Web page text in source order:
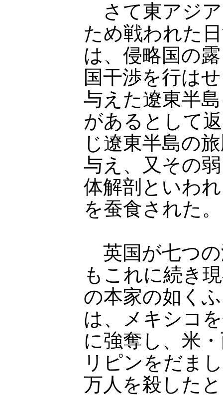
さて東アジ
ため戦われた
は、侵略国の
国干渉を行は
与えた遼東半
があるとして
じ遼東半島の
与え、又その
体解剖といわ
を蚕食された。
英国が七つの
もこれに続き
の本家の如く
は、メキシコ
に強奪し、米
リピンをだま
万人を殺した